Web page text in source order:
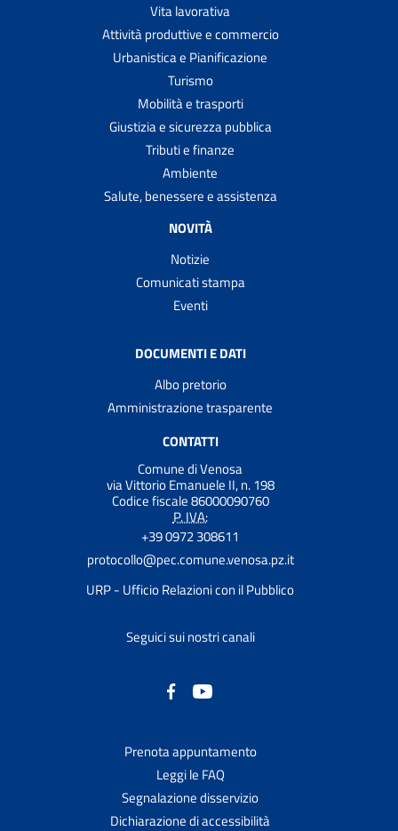
Vita lavorativa
Attività produttive e commercio
Urbanistica e Pianificazione
Turismo
Mobilità e trasporti
Giustizia e sicurezza pubblica
Tributi e finanze
Ambiente
Salute, benessere e assistenza
NOVITÀ
Notizie
Comunicati stampa
Eventi
DOCUMENTI E DATI
Albo pretorio
Amministrazione trasparente
CONTATTI
Comune di Venosa
via Vittorio Emanuele II, n. 198
Codice fiscale 86000090760
P. IVA:
+39 0972 308611
protocollo@pec.comune.venosa.pz.it
URP - Ufficio Relazioni con il Pubblico
Seguici sui nostri canali
Prenota appuntamento
Leggi le FAQ
Segnalazione disservizio
Dichiarazione di accessibilità